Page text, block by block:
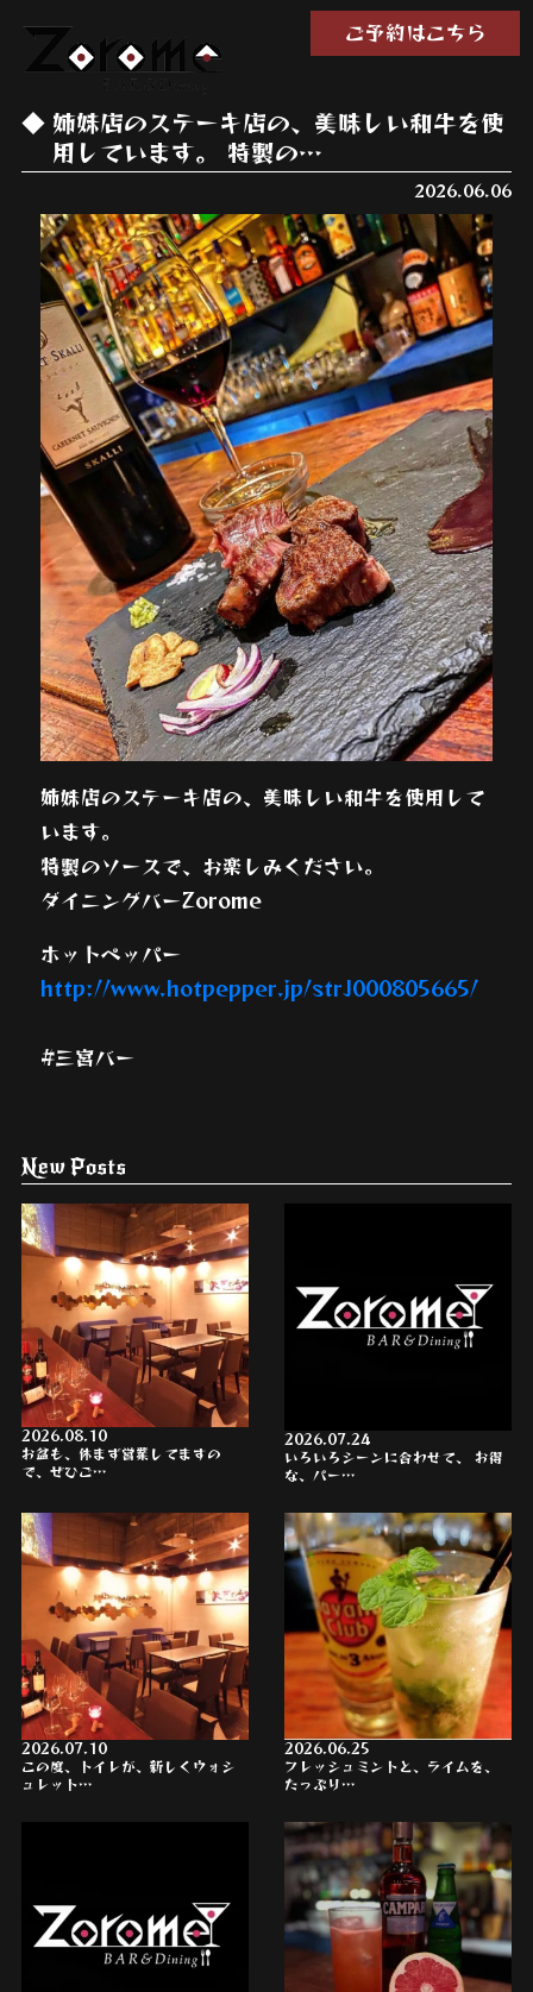
ご予約はこちら
姉妹店のステーキ店の、美味しい和牛を使
用しています。 特製の…
2026.06.06
姉妹店のステーキ店の、美味しい和牛を使用して
います。
特製のソースで、お楽しみください。
ダイニングバーZorome
ホットペッパー
http://www.hotpepper.jp/strJ000805665/
#三宮バー
New Posts
2026.08.10
お盆も、休まず営業してますの
で、ぜひご…
2026.07.24
いろいろシーンに合わせて、 お得
な、パー…
2026.07.10
この度、トイレが、新しくウォシ
ュレット…
2026.06.25
フレッシュミントと、ライムを、
たっぷり…